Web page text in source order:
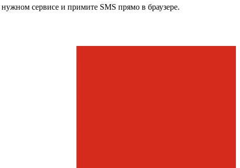
сервисе и примите SMS прямо в браузере.